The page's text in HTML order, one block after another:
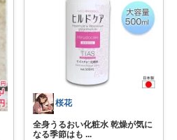
桜花
全身うるおい化粧水 乾燥が気に
なる季節はも ...